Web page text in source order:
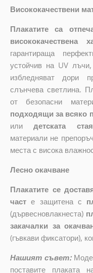
Висококачествени
Плакатите са
гарантираща
устойчив на UV
избледняват дори
слънчева светлина.
от безопасни
подходящи за всяко
или
детската
материали не
места с висока
Лесно окачване
Плакатите се
част е защитена с
(дървесновлакнеста)
закачалки за
(гъвкави фиксатори),
Нашият съвет:
поставите